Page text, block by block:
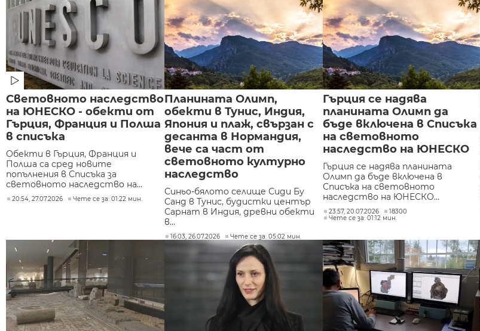
Световното наследство
на ЮНЕСКО - обекти от
Гърция, Франция и Полша
в списъка
Обекти в Гърция, Франция и
Полша са сред новите
попълнения в Списъка за
световното наследство на...
20:54, 27.07.2026 Чете се за: 01:22 мин.
Планината Олимп,
обекти в Тунис, Индия,
Япония и плаж, свързан с
десанта в Нормандия,
вече са част от
световното културно
наследство
Синьо-бялото селище Сиди Бу
Санд в Тунис, будистки център
Сарнат в Индия, древни обекти
в...
16:03, 26.07.2026 Чете се за: 05:02 мин.
Гърция се надява
планината Олимп да
бъде включена в Списъка
на световното
наследство на ЮНЕСКО
Гърция се надява планината
Олимп да бъде включена в
Списъка на световното
наследство на ЮНЕСКО...
23:57, 20.07.2026
18300
Чете се за: 01:12 мин.